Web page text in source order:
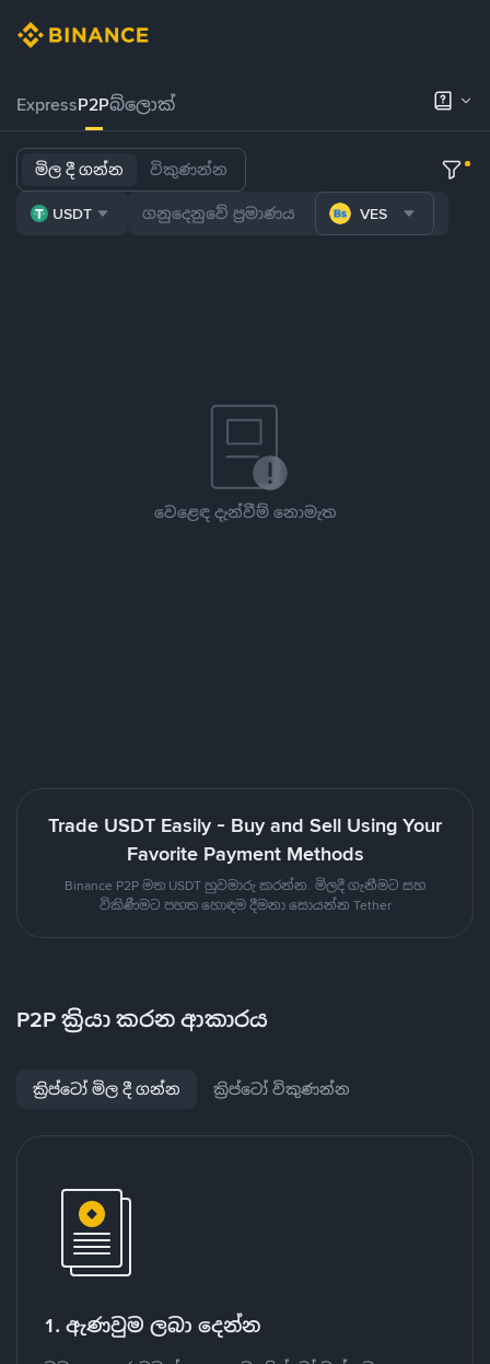
ExpressP2Pබ්ලොක්
මිල දී ගන්න විකුණන්න
USDT VES
වෙළෙඳ දැන්වීම් නොමැත
Trade USDT Easily - Buy and Sell Using Your
Favorite Payment Methods
Binance P2P මත USDT හුවමාරු කරන්න. මිලදී ගැනීමට සහ
විකිණීමට පහත හොඳම දීමනා සොයන්න Tether
P2P ක්‍රියා කරන ආකාරය
ක්‍රිප්ටෝ මිල දී ගන්න ක්‍රිප්ටෝ විකුණන්න
1. ඇණවුම ලබා දෙන්න